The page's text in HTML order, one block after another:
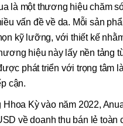
là một thương hiệu chăm
vấn đề về da. Mỗi sản
kỹ lưỡng, với thiết kế
hiệu này lấy nền tảng
phát triển với trọng tâm
cận.
Kỳ vào năm 2022,
về doanh thu bán lẻ toàn